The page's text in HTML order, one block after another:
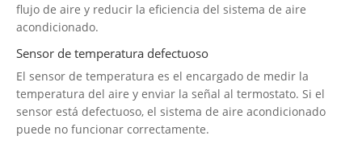
flujo de aire y reducir la eficiencia del sistema de aire
acondicionado.
Sensor de temperatura defectuoso
El sensor de temperatura es el encargado de medir la
temperatura del aire y enviar la señal al termostato. Si el
sensor está defectuoso, el sistema de aire acondicionado
puede no funcionar correctamente.